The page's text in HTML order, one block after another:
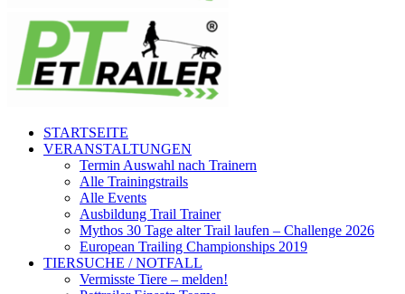
STARTSEITE
VERANSTALTUNGEN
Termin Auswahl nach Trainern
Alle Trainingstrails
Alle Events
Ausbildung Trail Trainer
Mythos 30 Tage alter Trail laufen – Challenge 2026
European Trailing Championships 2019
TIERSUCHE / NOTFALL
Vermisste Tiere – melden!